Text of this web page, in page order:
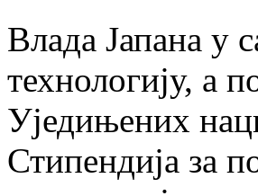
Влада Јапана у
технологију, а
Уједињених
Стипендија за